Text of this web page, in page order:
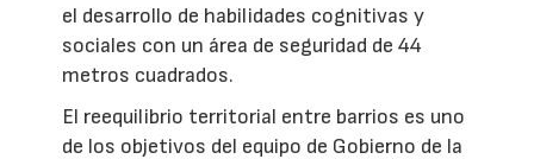
el desarrollo de habilidades cognitivas y
sociales con un área de seguridad de 44
metros cuadrados.
El reequilibrio territorial entre barrios es uno
de los objetivos del equipo de Gobierno de la